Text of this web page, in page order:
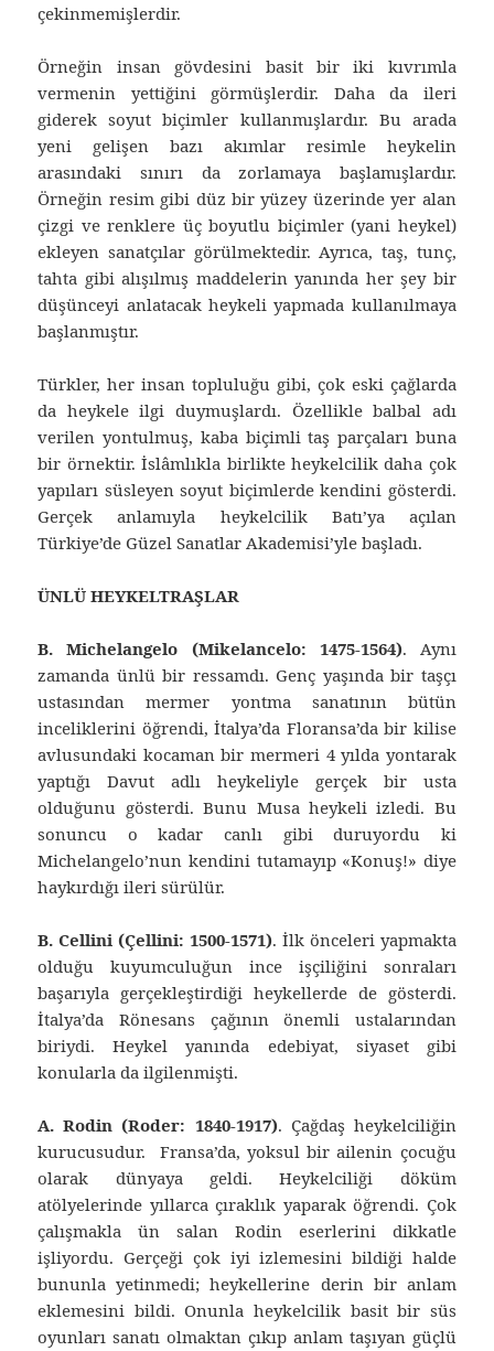
çekinmemişlerdir.
Örneğin insan gövdesini basit bir iki kıvrımla
vermenin yettiğini görmüşlerdir. Daha da ileri
giderek soyut biçimler kullanmışlardır. Bu arada
yeni gelişen bazı akımlar resimle heykelin
arasındaki sınırı da zorlamaya başlamışlardır.
Örneğin resim gibi düz bir yüzey üzerinde yer alan
çizgi ve renklere üç boyutlu biçimler (yani heykel)
ekleyen sanatçılar görülmektedir. Ayrıca, taş, tunç,
tahta gibi alışılmış maddelerin yanında her şey bir
düşünceyi anlatacak heykeli yapmada kullanılmaya
başlanmıştır.
Türkler, her insan topluluğu gibi, çok eski çağlarda
da heykele ilgi duymuşlardı. Özellikle balbal adı
verilen yontulmuş, kaba biçimli taş parçaları buna
bir örnektir. İslâmlıkla birlikte heykelcilik daha çok
yapıları süsleyen soyut biçimlerde kendini gösterdi.
Gerçek anlamıyla heykelcilik Batı’ya açılan
Türkiye’de Güzel Sanatlar Akademisi’yle başladı.
ÜNLÜ HEYKELTRAŞLAR
B. Michelangelo (Mikelancelo: 1475-1564). Aynı
zamanda ünlü bir ressamdı. Genç yaşında bir taşçı
ustasından mermer yontma sanatının bütün
inceliklerini öğrendi, İtalya’da Floransa’da bir kilise
avlusundaki kocaman bir mermeri 4 yılda yontarak
yaptığı Davut adlı heykeliyle gerçek bir usta
olduğunu gösterdi. Bunu Musa heykeli izledi. Bu
sonuncu o kadar canlı gibi duruyordu ki
Michelangelo’nun kendini tutamayıp «Konuş!» diye
haykırdığı ileri sürülür.
B. Cellini (Çellini: 1500-1571). İlk önceleri yapmakta
olduğu kuyumculuğun ince işçiliğini sonraları
başarıyla gerçekleştirdiği heykellerde de gösterdi.
İtalya’da Rönesans çağının önemli ustalarından
biriydi. Heykel yanında edebiyat, siyaset gibi
konularla da ilgilenmişti.
A. Rodin (Roder: 1840-1917). Çağdaş heykelciliğin
kurucusudur. Fransa’da, yoksul bir ailenin çocuğu
olarak dünyaya geldi. Heykelciliği döküm
atölyelerinde yıllarca çıraklık yaparak öğrendi. Çok
çalışmakla ün salan Rodin eserlerini dikkatle
işliyordu. Gerçeği çok iyi izlemesini bildiği halde
bununla yetinmedi; heykellerine derin bir anlam
eklemesini bildi. Onunla heykelcilik basit bir süs
oyunları sanatı olmaktan çıkıp anlam taşıyan güçlü